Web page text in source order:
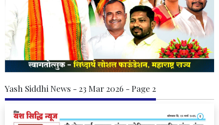
Yash Siddhi News - 23 Mar 2026 - Page 2